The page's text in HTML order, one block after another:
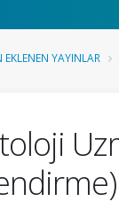
EKLENEN YAYINLAR